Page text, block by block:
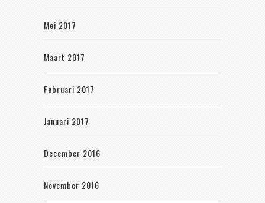
Mei 2017
Maart 2017
Februari 2017
Januari 2017
December 2016
November 2016